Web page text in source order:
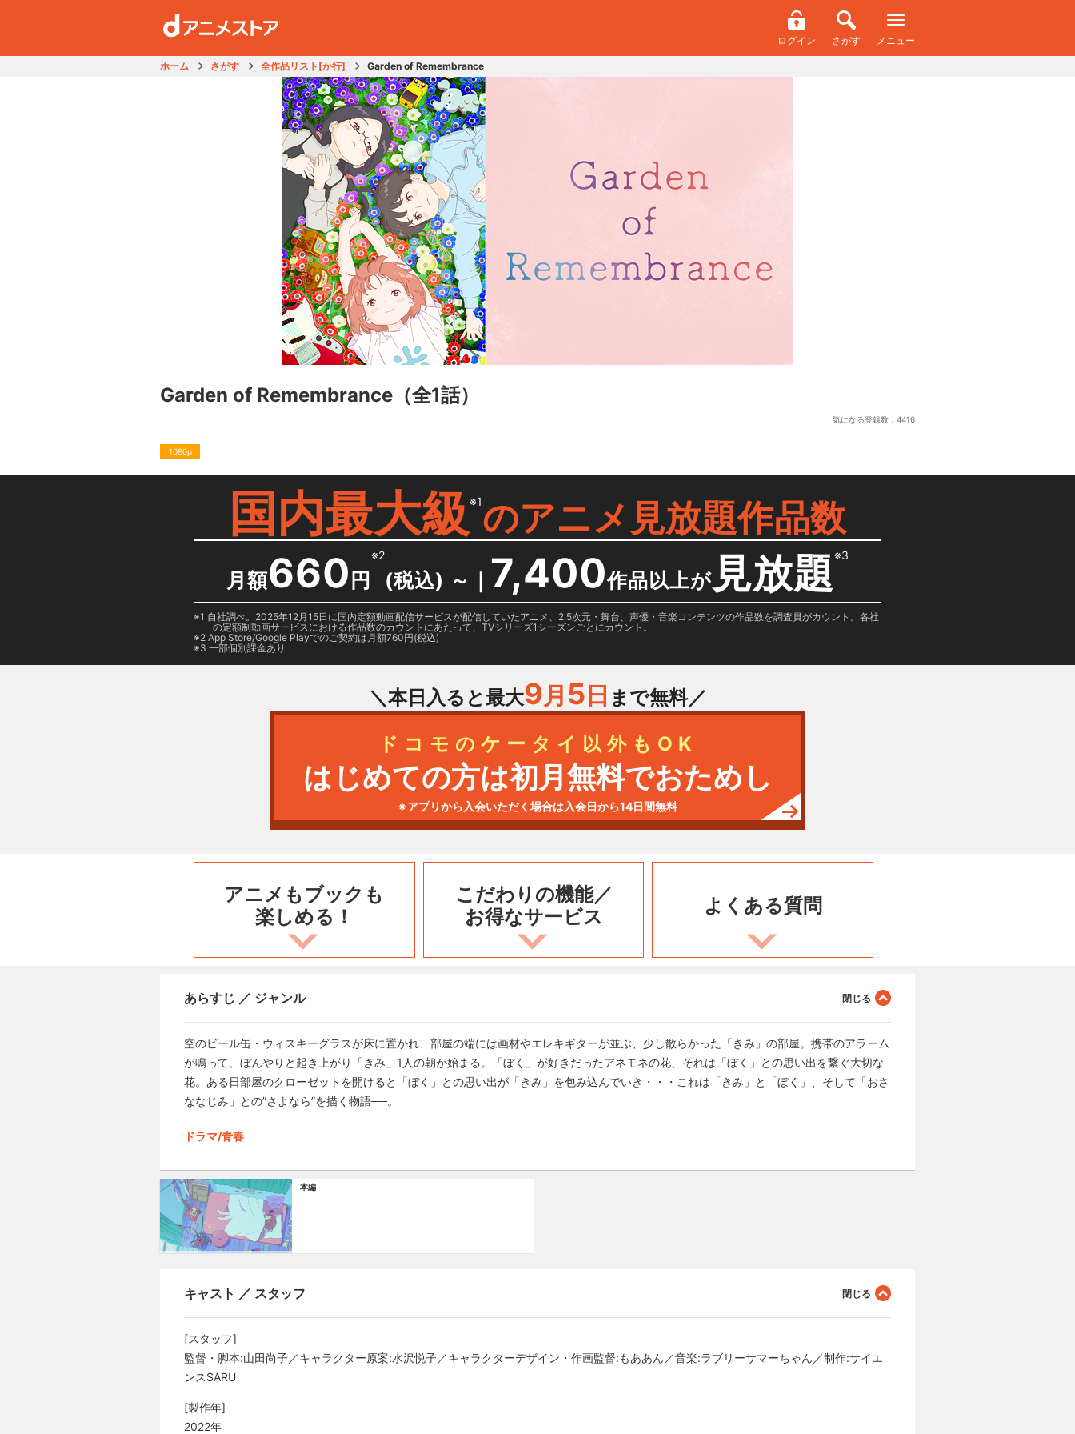
ログイン さがす メニュー
ホーム さがす 全作品リスト[か行] Garden of Remembrance
Garden of Remembrance （全1話）
気になる登録数： 4416
1080p
国内最大級 ※1のアニメ見放題作品数
月額660 円
※2
(税込) ～ ｜ 7,400作品以上が 見放題※3
1 自社調べ。2025年12月15日に国内定額動画配信サービスが配信していたアニメ、2.5次元・舞台、声優・音楽コンテンツの作品数を調査員がカウント。各社
の定額制動画サービスにおける作品数のカウントにあたって、TVシリーズ1シーズンごとにカウント。
2 App Store/Google Playでのご契約は月額760円(税込)
3 一部個別課金あり
＼本日入ると最大9月 5 日 まで無料／
ドコモのケータイ以外もOK
はじめての方は初月無料でおためし
※アプリから入会いただく場合は入会日から14日間無料
アニメもブックも
楽しめる！
こだわりの機能／
お得なサービス
よくある質問
あらすじ ／ ジャンル
空のビール缶・ウィスキーグラスが床に置かれ、部屋の端には画材やエレキギターが並ぶ、少し散らかった「きみ」の部屋。携帯のアラーム
が鳴って、ぼんやりと起き上がり「きみ」1人の朝が始まる。「ぼく」が好きだったアネモネの花、それは「ぼく」との思い出を繋ぐ大切な
花。ある日部屋のクローゼットを開けると「ぼく」との思い出が「きみ」を包み込んでいき・・・これは「きみ」と「ぼく」、そして「おさ
ななじみ」との”さよなら”を描く物語──。
ドラマ/青春
本編
キャスト ／ スタッフ
[スタッフ]
監督・脚本:山田尚子／キャラクター原案:水沢悦子／キャラクターデザイン・作画監督:もああん／音楽:ラブリーサマーちゃん／制作:サイエ
ンスSARU
[製作年]
2022年